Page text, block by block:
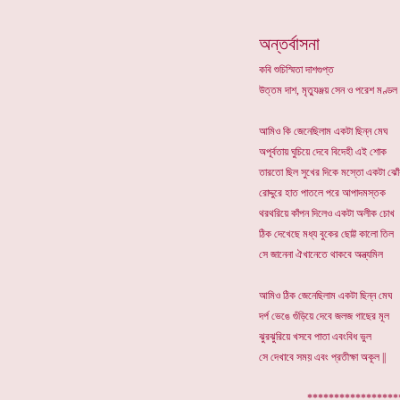
অন্তর্বাসনা
কবি শুচিস্মিতা দাশগুপ্ত
উত্তম দাশ, মৃত্যুঞ্জয় সেন ও পরেশ মণ্ডল
আমিও কি জেনেছিলাম একটা ছিন্ন মেঘ
অপূর্বতায় ঘুচিয়ে দেবে বিদেহী এই শোক
তারতো ছিল সুখের দিকে মস্তো একটা
রোদ্দুরে হাত পাতলে পরে আপাদমস্তক
থরথরিয়ে কাঁপন দিলেও একটা অলীক চোখ
ঠিক দেখেছে মধ্য বুকের ছোট্ট কালো তিল
সে জানেনা ঐখানেতে থাকবে অন্ত্যমিল
আমিও ঠিক জেনেছিলাম একটা ছিন্ন মেঘ
দর্প ভেঙে গুঁড়িয়ে দেবে জলজ গাছের মূল
ঝুরঝুরিয়ে খসবে পাতা এবংবিধ ভুল
সে দেখাবে সময় এবং প্রতীক্ষা অকূল ||